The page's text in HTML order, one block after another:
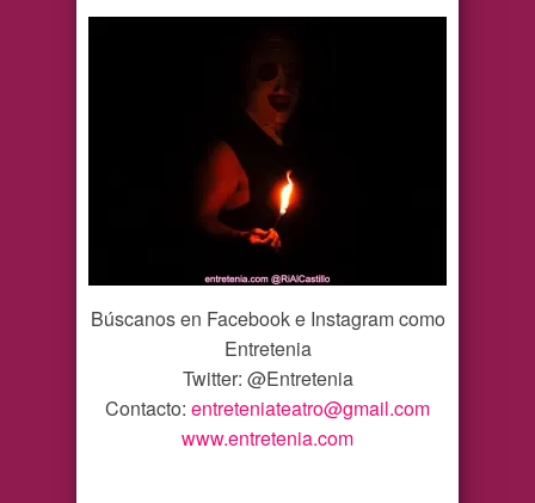
Búscanos en Facebook e Instagram como
Entretenia
Twitter: @Entretenia
Contacto: entreteniateatro@gmail.com
www.entretenia.com